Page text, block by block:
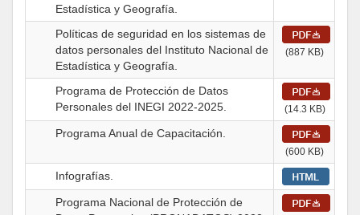
Estadística y Geografía.
Políticas de seguridad en los sistemas de
datos personales del Instituto Nacional de
Estadística y Geografía.
(887 KB)
Programa de Protección de Datos
Personales del INEGI 2022-2025.
(14.3 KB)
Programa Anual de Capacitación.
(600 KB)
Infografías.
Programa Nacional de Protección de